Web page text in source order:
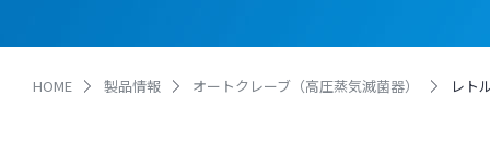
HOME 製品情報 オートクレーブ（高圧蒸気滅菌器） レト